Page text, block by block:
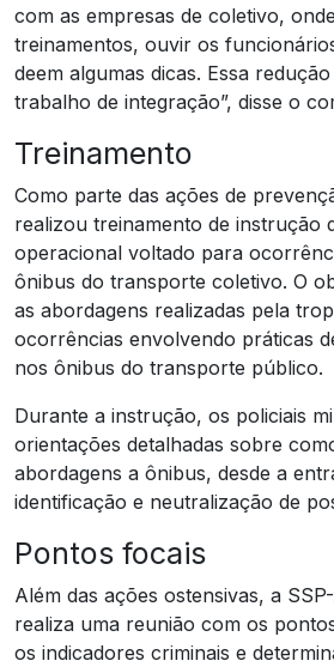
com as empresas de coletivo,
treinamentos, ouvir os
deem algumas dicas. Essa
trabalho de integração”, disse o
Treinamento
Como parte das ações de
realizou treinamento de instrução
operacional voltado para
ônibus do transporte coletivo. O
as abordagens realizadas pela
ocorrências envolvendo práticas
nos ônibus do transporte público.
Durante a instrução, os policiais
orientações detalhadas sobre
abordagens a ônibus, desde a
identificação e neutralização de
Pontos focais
Além das ações ostensivas, a
realiza uma reunião com os
os indicadores criminais e